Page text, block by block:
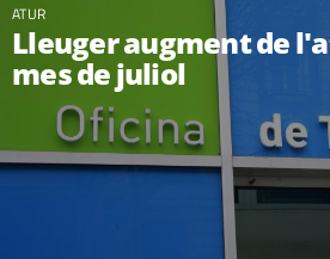
ATUR
Lleuger augment de
mes de juliol